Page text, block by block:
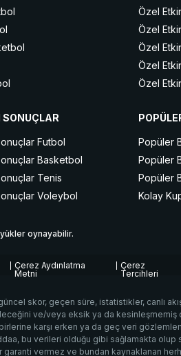
SONUÇLAR
Futbol
Basketbol
Tenis
Voleybol
Özel
Özel
Özel
Özel
Özel
Özel
Özel
Özel
Popüler
Popüler
Popüler
Kolay
oynayabilir.
Çerez Aydınlatma
Metni
Çerez
Tercihleri
skor, geçen süre, istatistikler, canlı
ve/veya eksik ya da
karşı erken ya da geç veri
bu verileri olduğu gibi sağlamakta
garanti vermez ve bundan kaynaklanan